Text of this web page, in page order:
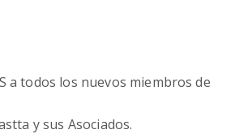
a todos los nuevos miembros de
y sus Asociados.